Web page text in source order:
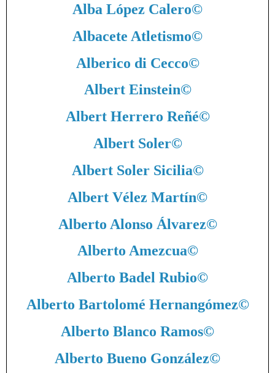
Alba López Calero©
Albacete Atletismo©
Alberico di Cecco©
Albert Einstein©
Albert Herrero Reñé©
Albert Soler©
Albert Soler Sicilia©
Albert Vélez Martín©
Alberto Alonso Álvarez©
Alberto Amezcua©
Alberto Badel Rubio©
Alberto Bartolomé Hernangómez©
Alberto Blanco Ramos©
Alberto Bueno González©